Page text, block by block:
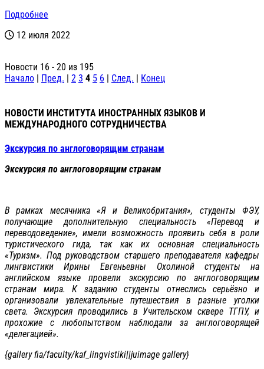
Подробнее
12 июля 2022
Новости 16 - 20 из 195
Начало | Пред. | 2 3 4 5 6 | След. | Конец
НОВОСТИ ИНСТИТУТА ИНОСТРАННЫХ ЯЗЫКОВ И
МЕЖДУНАРОДНОГО СОТРУДНИЧЕСТВА
Экскурсия по англоговорящим странам
Экскурсия по англоговорящим странам
В рамках месячника «Я и Великобритания», студенты ФЭУ,
получающие дополнительную специальность «Перевод и
переводоведение», имели возможность проявить себя в роли
туристического гида, так как их основная специальность
«Туризм». Под руководством старшего преподавателя кафедры
лингвистики Ирины Евгеньевны Охолиной студенты на
английском языке провели экскурсию по англоговорящим
странам мира. К заданию студенты отнеслись серьёзно и
организовали увлекательные путешествия в разные уголки
света. Экскурсия проводились в Учительском сквере ТГПУ, и
прохожие с любопытством наблюдали за англоговорящей
«делегацией».
{gallery fia/faculty/kaf_lingvistiki||juimage gallery}